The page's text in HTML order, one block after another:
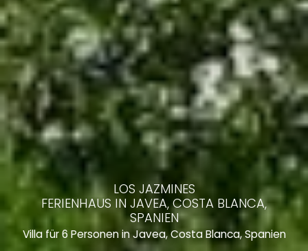
LOS JAZMINES
FERIENHAUS IN JAVEA, COSTA BLANCA,
SPANIEN
Villa für 6 Personen in Javea, Costa Blanca, Spanien